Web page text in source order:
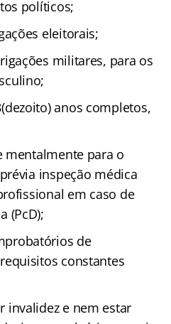
políticos;
eleitorais;
militares, para os
anos completos,
mentalmente para o
inspeção médica
em caso de
(PcD);
de
constantes
invalidez e nem estar